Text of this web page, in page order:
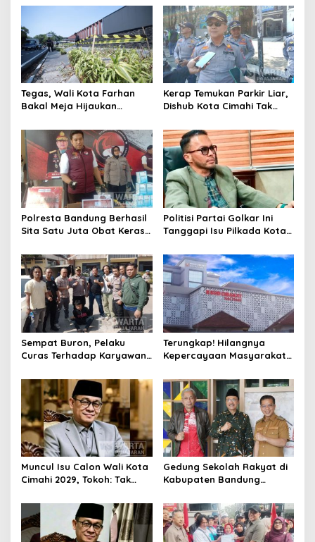
Cimahi Lakukan
Motor Berknalpot Brong
Tegas, Wali Kota Farhan
Bakal Meja Hijaukan
Riau
Kerap Temukan Parkir Liar,
Dishub Kota Cimahi Tak
Pembinaan
Polresta Bandung Berhasil
Sita Satu Juta Obat Keras
Kasus Narkoba
Politisi Partai Golkar Ini
Tanggapi Isu Pilkada Kota
Sempat Buron, Pelaku
Curas Terhadap Karyawan
Ditangkap Polisi
Terungkap! Hilangnya
Kepercayaan Masyarakat
Rebranding RSUD Cibabat
Muncul Isu Calon Wali Kota
Cimahi 2029, Tokoh: Tak
Legitimasi Parpol
Gedung Sekolah Rakyat di
Kabupaten Bandung
Siap Tampung Dua Ribu
Siswa